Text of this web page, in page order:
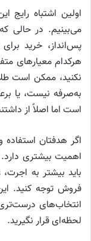
اولین اشتباه
می‌بینیم. در حالی
پس‌انداز، خرید برای
هرکدام معیارهای
نکنید، ممکن است
به‌صرفه نیست، یا
است اما اصلاً از
اگر هدفتان
اهمیت بیشتری
باید بیشتر به
فروش توجه کنید.
انتخاب‌های
لحظه‌ای قرار نگیرید.